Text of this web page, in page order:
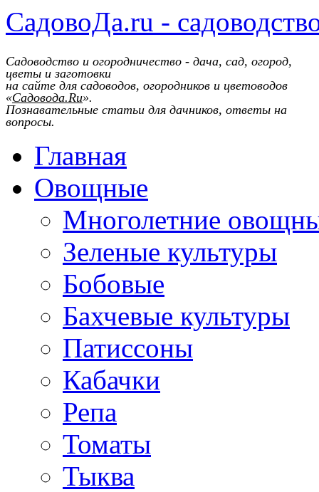
СадовоДа.ru -
Садоводство и огородничество - дача, сад, огород,
цветы и заготовки
на сайте для садоводов, огородников и цветоводов
«Садовода.Ru».
Познавательные статьи для дачников, ответы на
вопросы.
Главная
Овощные
Многолетние
Зеленые культуры
Бобовые
Бахчевые культуры
Патиссоны
Кабачки
Репа
Томаты
Тыква